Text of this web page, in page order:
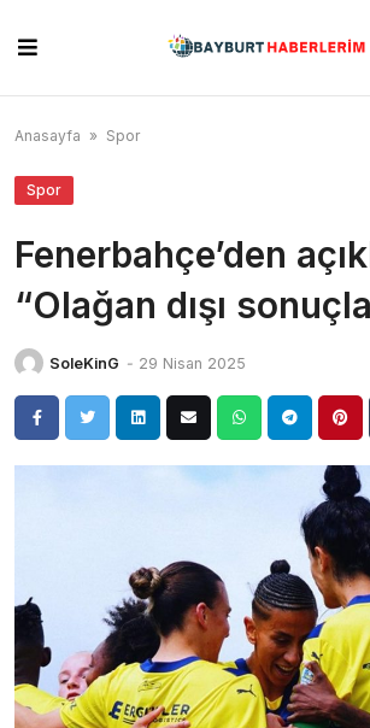
content
Anasayfa » Spor
Spor
Fenerbahçe’den
“Olağan dışı
SoleKinG - 29 Nisan 2025